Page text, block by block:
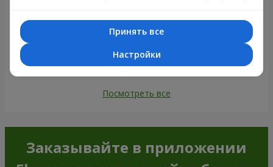
Посмотреть все
Заказывайте в приложении
Принять все
Настройки